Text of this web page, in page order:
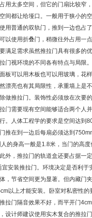
用太多空间，但它的门扇比较窄
间都让给垭口。一般用于狭小的
用普通的双轨门，推到一边也占
以使用折叠门，稍微往外占用一
满足需求虽然推拉门具有很多的
门视环境的不同各有特点与局限
板可以用木板也可以用玻璃，花
漂亮也有其局限性，承重墙上是
做推拉门。装饰性必须放在次要
门需要现有空间能够适合两个人
。人体工程学的要求是空间达到
推在到一边后每扇必须达到
的身高一般是1.8米，当门的高
外，推拉门的轨道盒还要占据一
安装推拉门。环境决定是否利于
，节省空间更为显著。但内藏门
以上才能安装。卧室对私密性的
拉门隔音效果不好，而平开门
设计师建议使用实木复合的推拉